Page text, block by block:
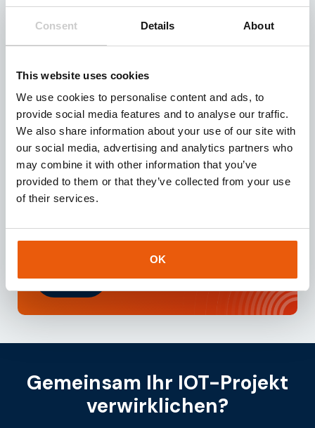
Consent Details About
This website uses cookies
We use cookies to personalise content and ads, to
provide social media features and to analyse our traffic.
We also share information about your use of our site with
our social media, advertising and analytics partners who
may combine it with other information that you’ve
provided to them or that they’ve collected from your use
of their services.
OK
drei Monate lang kostenlos 100 MB testen können.
Anfrage
Download unserebrochure
Sind Sie auf der Suche nach einem geeigneten IoT-
Partner für Ihre Geschäftsaktivitäten? Dann laden
Zugang zu wertvollen Informationen über unsere
Dienstleistungen und IoT-Lösungen.
Download
Gemeinsam Ihr IOT-Projekt
verwirklichen?